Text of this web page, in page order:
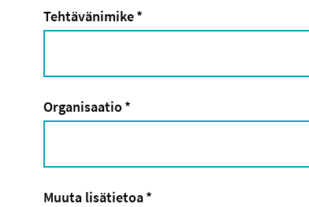
Tehtävänimike*
Organisaatio*
Muuta lisätietoa*